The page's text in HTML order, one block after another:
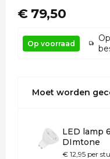
€ 79,50
Op voorraad
Moet worden
LED lamp
DImtone
€ 12,95 per